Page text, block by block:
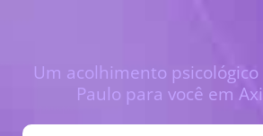
Um acolhimento
Paulo para você em